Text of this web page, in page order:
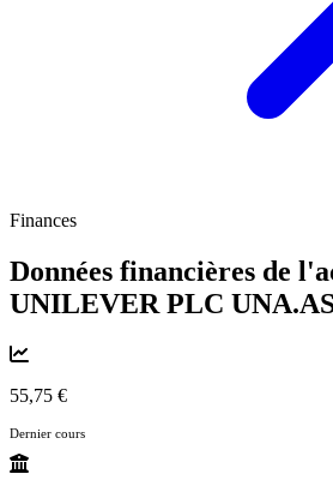
Finances
Données financières de
UNILEVER PLC
55,75 €
Dernier cours